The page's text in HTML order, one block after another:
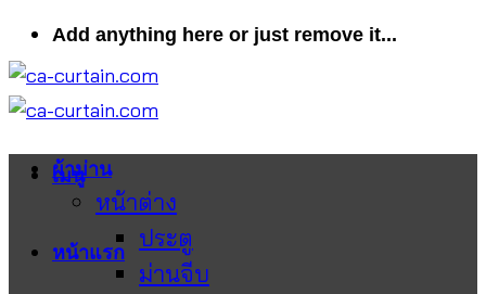
ข้าม
ไป
ยัง
เนื้อหา
Add anything here or just remove it...
เมนู
หน้าแรก
ผ้าม่าน
หน้าต่าง
ประตู
ม่านจีบ